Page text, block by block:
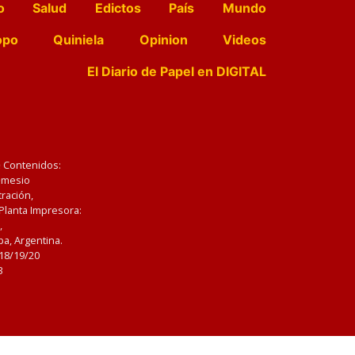
Salud Edictos País
Mundo
Quiniela Opinion
Videos
El Diario de Papel en DIGITAL
Impresora:
Argentina.
19/20